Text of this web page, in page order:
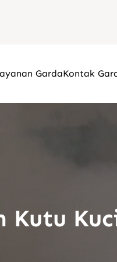
GardaKontak
Kutu